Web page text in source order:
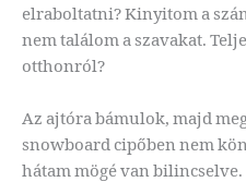
elraboltatni? Kinyitom a
nem találom a szavakat.
otthonról?
Az ajtóra bámulok, majd
snowboard cipőben nem
hátam mögé van